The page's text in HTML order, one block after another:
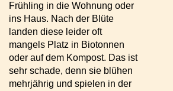
Frühling in die Wohnung oder
ins Haus. Nach der Blüte
landen diese leider oft
mangels Platz in Biotonnen
oder auf dem Kompost. Das ist
sehr schade, denn sie blühen
mehrjährig und spielen in der